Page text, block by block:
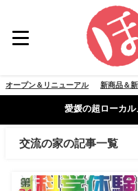
オープン＆リニューアル 新商品＆
愛媛の超ローカ
交流の家の記事一覧